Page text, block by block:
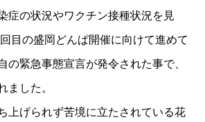
症の状況やワクチン接種状況を見
目の盛岡どんぱ開催に向けて進めて
の緊急事態宣言が発令された事で、
ました。
上げられず苦境に立たされている花